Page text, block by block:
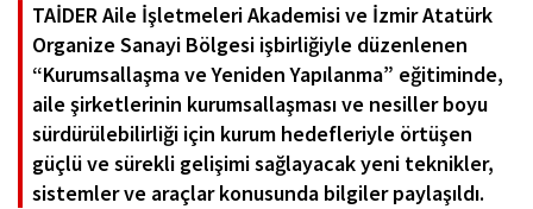
TAİDER Aile İşletmeleri Akademisi ve İzmir Atatürk
Organize Sanayi Bölgesi işbirliğiyle düzenlenen
“Kurumsallaşma ve Yeniden Yapılanma” eğitiminde,
aile şirketlerinin kurumsallaşması ve nesiller boyu
sürdürülebilirliği için kurum hedefleriyle örtüşen
güçlü ve sürekli gelişimi sağlayacak yeni teknikler,
sistemler ve araçlar konusunda bilgiler paylaşıldı.